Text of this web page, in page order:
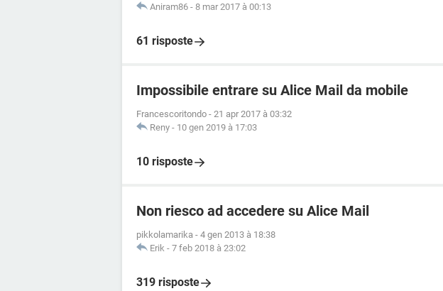
Aniram86 - 8 mar 2017 à 00:13
61 risposte
Impossibile entrare su Alice Mail da mobile
Francescoritondo - 21 apr 2017 à 03:32
Reny - 10 gen 2019 à 17:03
10 risposte
Non riesco ad accedere su Alice Mail
pikkolamarika - 4 gen 2013 à 18:38
Erik - 7 feb 2018 à 23:02
319 risposte